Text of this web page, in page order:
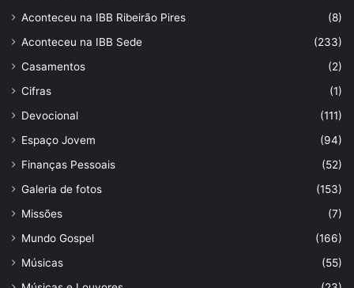
Aconteceu na IBB Ribeirão Pires
(8)
Aconteceu na IBB Sede
(233)
Casamentos
(2)
Cifras
(1)
Devocional
(111)
Espaço Jovem
(94)
Finanças Pessoais
(52)
Galeria de fotos
(153)
Missões
(7)
Mundo Gospel
(166)
Músicas
(55)